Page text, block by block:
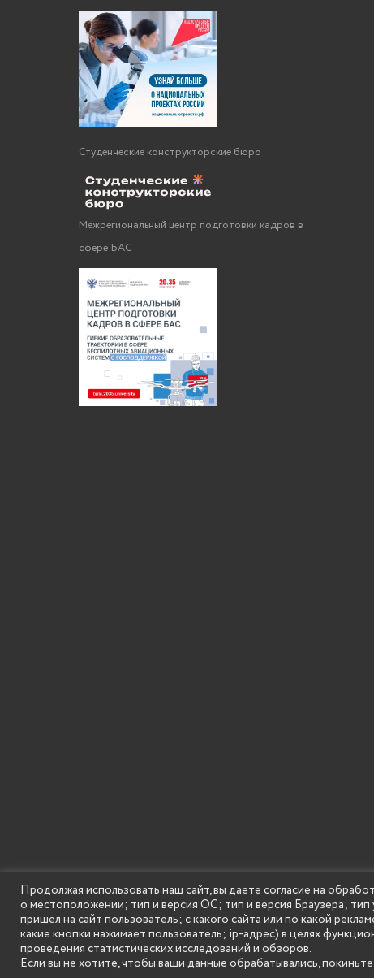
Студенческие конструкторские бюро
Межрегиональный центр подготовки кадров в
сфере БАС
MENU
Продолжая использовать наш сайт, вы даете согласие на
о местоположении; тип и версия ОС; тип и версия Браузера; тип
пришел на сайт пользователь; с какого сайта или по какой
какие кнопки нажимает пользователь; ip-адрес) в целях
проведения статистических исследований и обзоров.
Если вы не хотите, чтобы ваши данные обрабатывались, покиньте